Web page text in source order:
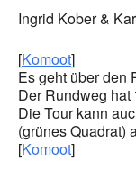
Ingrid Kober &
[Komoot]
Es geht über den
Der Rundweg hat
Die Tour kann
(grünes Quadrat)
[Komoot]